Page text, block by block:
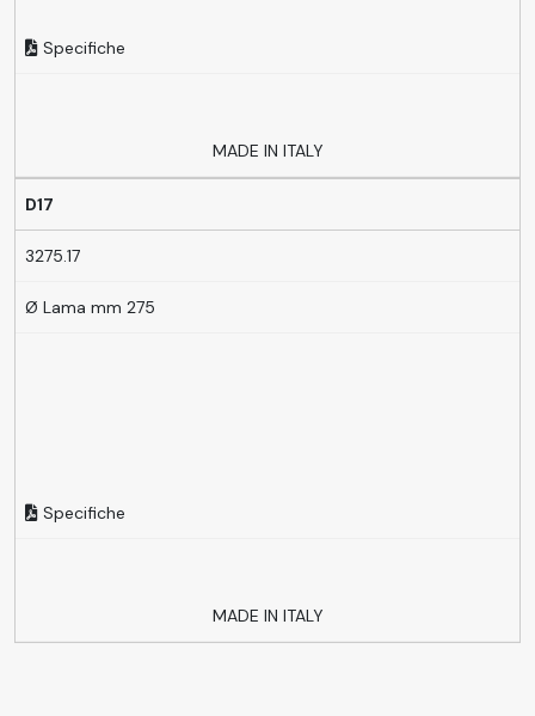
Specifiche
MADE IN ITALY
D17
3275.17
Ø Lama mm 275
Specifiche
MADE IN ITALY